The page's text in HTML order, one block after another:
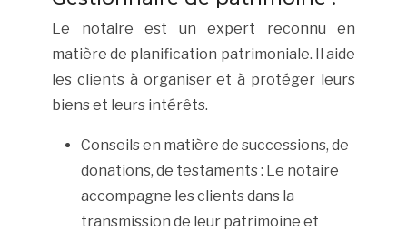
Le notaire est un expert reconnu en
matière de planification patrimoniale. Il aide
les clients à organiser et à protéger leurs
biens et leurs intérêts.
Conseils en matière de successions, de
donations, de testaments : Le notaire
accompagne les clients dans la
transmission de leur patrimoine et